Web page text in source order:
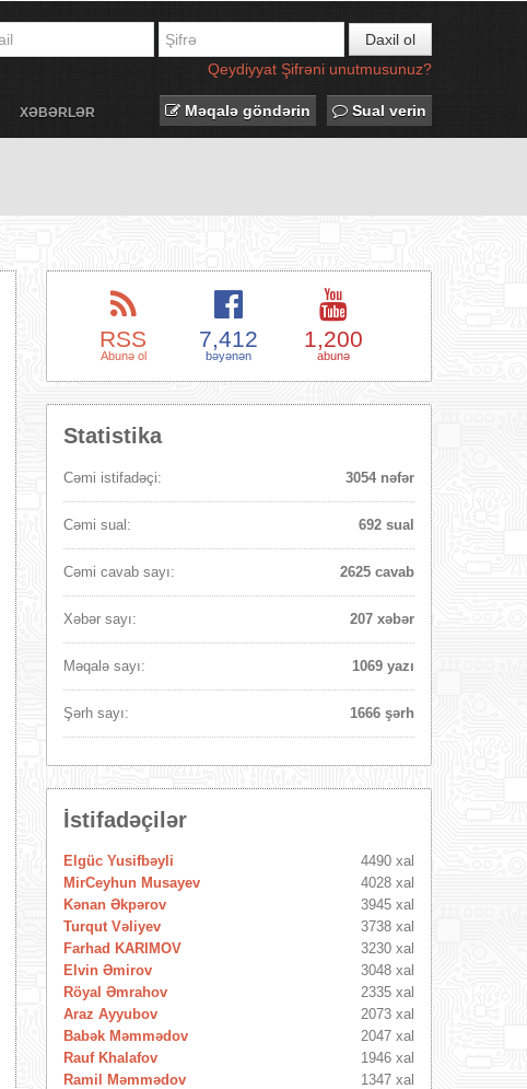
Daxil ol
Qeydiyyat Şifrəni unutmusunuz?
XƏBƏRLƏR Məqalə göndərin Sual verin
RSS
Abunə ol
7,412
bəyənən
1,200
abunə
Statistika
Cəmi istifadəçi: 3054 nəfər
Cəmi sual: 692 sual
Cəmi cavab sayı: 2625 cavab
Xəbər sayı: 207 xəbər
Məqalə sayı: 1069 yazı
Şərh sayı: 1666 şərh
İstifadəçilər
Elgüc Yusifbəyli
4490 xal
MirCeyhun Musayev
4028 xal
Kənan Əkpərov
3945 xal
Turqut Vəliyev
3738 xal
Farhad KARIMOV
3230 xal
Elvin Əmirov
3048 xal
Röyal Əmrahov
2335 xal
Araz Ayyubov
2073 xal
Babək Məmmədov
2047 xal
Rauf Khalafov
1946 xal
Ramil Məmmədov
1347 xal